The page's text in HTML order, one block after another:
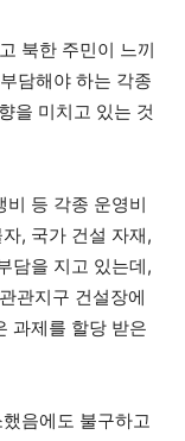
북한 주민이 느끼
담해야 하는 각종
을 미치고 있는 것
비 등 각종 운영비
, 국가 건설 자재,
담을 지고 있는데,
관지구 건설장에
과제를 할당 받은
음에도 불구하고